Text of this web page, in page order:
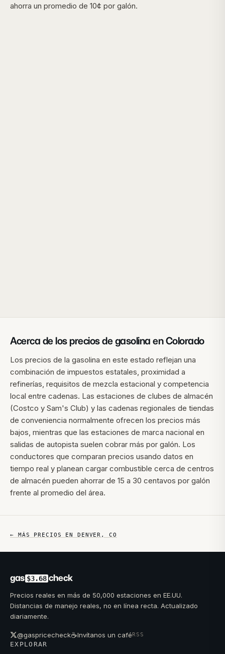
ahorra un promedio de 10¢ por galón.
Acerca de los precios de gasolina en Colorado
Los precios de la gasolina en este estado reflejan una
combinación de impuestos estatales, proximidad a
refinerías, requisitos de mezcla estacional y competencia
local entre cadenas. Las estaciones de clubes de almacén
(Costco y Sam's Club) y las cadenas regionales de tiendas
de conveniencia normalmente ofrecen los precios más
bajos, mientras que las estaciones de marca nacional en
salidas de autopista suelen cobrar más por galón. Los
conductores que comparan precios usando datos en
tiempo real y planean cargar combustible cerca de centros
de almacén pueden ahorrar de 15 a 30 centavos por galón
frente al promedio del área.
← MÁS PRECIOS EN DENVER ,CO
gas $3.68 check
Precios reales en más de 50,000 estaciones en EE.UU.
Distancias de manejo reales, no en línea recta. Actualizado
diariamente.
@gaspricecheck☕Invítanos un caféRSS
EXPLORAR